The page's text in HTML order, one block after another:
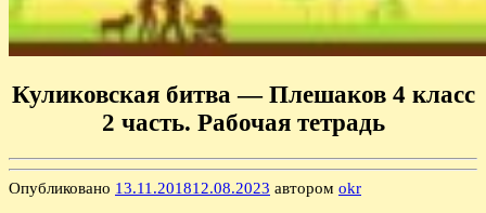
Куликовская битва — Плешаков 4 класс
2 часть. Рабочая тетрадь
Опубликовано 13.11.201812.08.2023 автором okr